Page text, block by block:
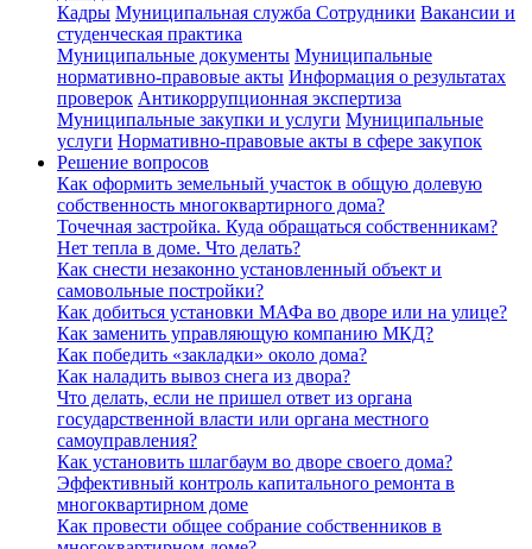
Кадры Муниципальная служба Сотрудники Вакансии и
студенческая практика
Муниципальные документы Муниципальные
нормативно-правовые акты Информация о результатах
проверок Антикоррупционная экспертиза
Муниципальные закупки и услуги Муниципальные
услуги Нормативно-правовые акты в сфере закупок
Решение вопросов
Как оформить земельный участок в общую долевую
собственность многоквартирного дома?
Точечная застройка. Куда обращаться собственникам?
Нет тепла в доме. Что делать?
Как снести незаконно установленный объект и
самовольные постройки?
Как добиться установки МАФа во дворе или на улице?
Как заменить управляющую компанию МКД?
Как победить «закладки» около дома?
Как наладить вывоз снега из двора?
Что делать, если не пришел ответ из органа
государственной власти или органа местного
самоуправления?
Как установить шлагбаум во дворе своего дома?
Эффективный контроль капитального ремонта в
многоквартирном доме
Как провести общее собрание собственников в